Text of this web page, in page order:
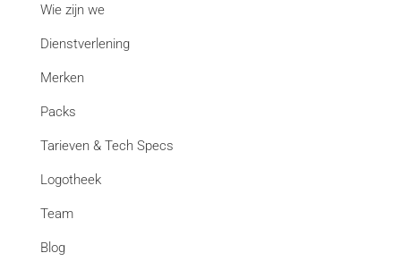
Wie zijn we
Dienstverlening
Merken
Packs
Tarieven & Tech Specs
Logotheek
Team
Blog